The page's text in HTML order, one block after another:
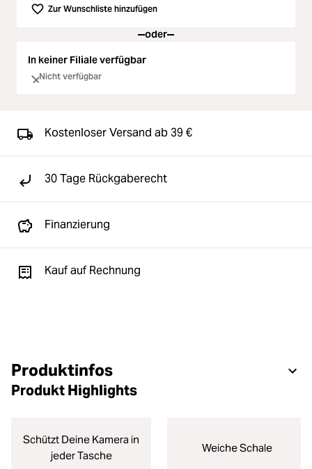
Loading... Zur Wunschliste hinzufügen
oder
In keiner Filiale verfügbar
Nicht verfügbar
Kostenloser Versand ab 39 €
30 Tage Rückgaberecht
Finanzierung
Kauf auf Rechnung
Produktinfos
Produkt Highlights
Schützt Deine Kamera in
jeder Tasche
Weiche Schale